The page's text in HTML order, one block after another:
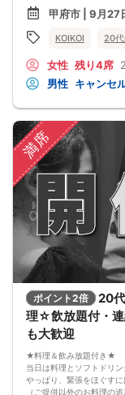
送客費用として 2,000円
会話を盛り上げるプロフィ
→ 趣味や好みからスムー
く、共通の話題で盛り上が
自然なつながりをサポー
返却されるので安心です。
■最少催行人数
男女2対2
■飲食
4品以上のコース料理＋ア
→ お酒が飲めない方には
甲府市 | 9月27
KOIKOI 20
女性 残り4席
男性 キャンセ
満席
ポイント2倍
20
理☆飲放題付・連
も大歓迎
★料理＆飲み放題付き★
当日は料理とソフトドリ
やっぱり、緊張をほぐすに
（ご提供以外のお料理の